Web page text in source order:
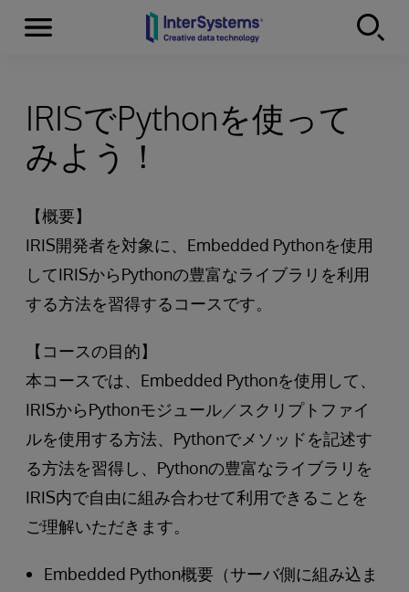
Skip to content
Menu
IRISでPythonを使って
みよう！
【概要】
IRIS開発者を対象に、Embedded Pythonを使用
してIRISからPythonの豊富なライブラリを利用
する方法を習得するコースです。
【コースの目的】
本コースでは、Embedded Pythonを使用して、
IRISからPythonモジュール／スクリプトファイ
ルを使用する方法、Pythonでメソッドを記述す
る方法を習得し、Pythonの豊富なライブラリを
IRIS内で自由に組み合わせて利用できることを
ご理解いただきます。
Embedded Python概要（サーバ側に組み込ま